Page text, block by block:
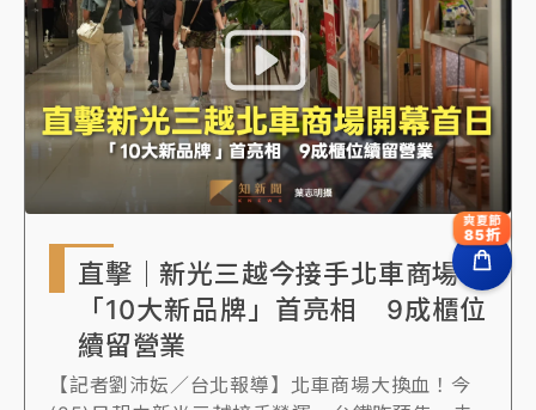
費者目前感受雖不明顯、仍願為便利性買單，但
若後續出現大幅變相加價，恐將引發取消訂閱或
轉用競爭平台的棄用潮。
直擊｜新光三越今接手北車商場！
「10大新品牌」首亮相 9成櫃位
續留營業
【記者劉沛妘／台北報導】北車商場大換血！今
爽夏節
85折